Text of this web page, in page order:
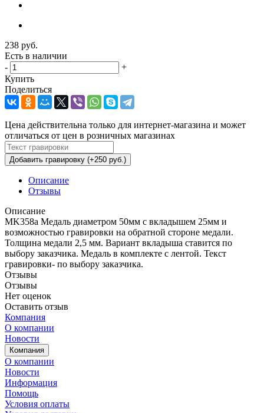
238 руб.
Есть в наличии
-
+
Купить
Поделиться
Цена действительна только для интернет-магазина и может
отличаться от цен в розничных магазинах
Добавить гравировку (+250 руб.)
Описание
Отзывы
Описание
MK358a Медаль диаметром 50мм с вкладышем 25мм и
возможностью гравировки на обратной стороне медали.
Толщина медали 2,5 мм. Вариант вкладыша ставится по
выбору заказчика. Медаль в комплекте с лентой. Текст
гравировки- по выбору заказчика.
Отзывы
Отзывы
Нет оценок
Оставить отзыв
Компания
О компании
Новости
Компания
О компании
Новости
Информация
Помощь
Условия оплаты